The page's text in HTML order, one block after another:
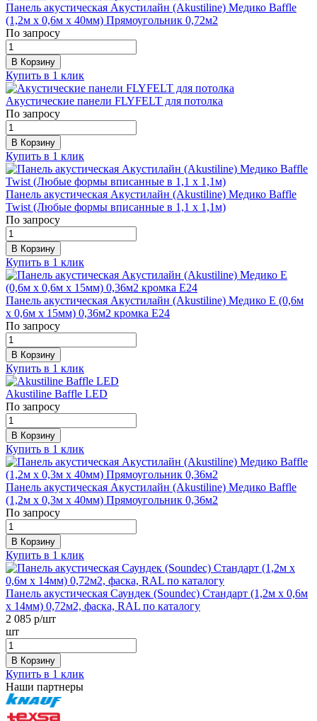
Панель акустическая Акустилайн (Akustiline) Медико Baffle
(1,2м x 0,6м х 40мм) Прямоугольник 0,72м2
По запросу
В Корзину
Купить в 1 клик
Акустические панели FLYFELT для потолка
По запросу
В Корзину
Купить в 1 клик
Панель акустическая Акустилайн (Akustiline) Медико Baffle
Twist (Любые формы вписанные в 1,1 х 1,1м)
По запросу
В Корзину
Купить в 1 клик
Панель акустическая Акустилайн (Akustiline) Медико E (0,6м
х 0,6м х 15мм) 0,36м2 кромка Е24
По запросу
В Корзину
Купить в 1 клик
Akustiline Baffle LED
По запросу
В Корзину
Купить в 1 клик
Панель акустическая Акустилайн (Akustiline) Медико Baffle
(1,2м x 0,3м х 40мм) Прямоугольник 0,36м2
По запросу
В Корзину
Купить в 1 клик
Панель акустическая Саундек (Soundec) Стандарт (1,2м x 0,6м
х 14мм) 0,72м2, фаска, RAL по каталогу
2 085 р/шт
шт
В Корзину
Купить в 1 клик
Наши партнеры